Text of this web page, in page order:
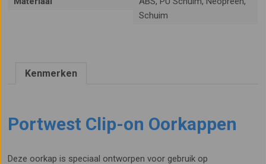
Schuim
Kenmerken
Portwest Clip-on Oorkappen
Deze oorkap is speciaal ontworpen voor gebruik op